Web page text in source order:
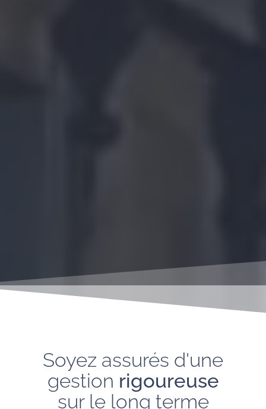
Soyez assurés d'une
gestion rigoureuse
sur le long terme